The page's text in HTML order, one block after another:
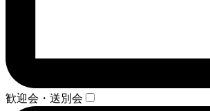
歓迎会・送別会